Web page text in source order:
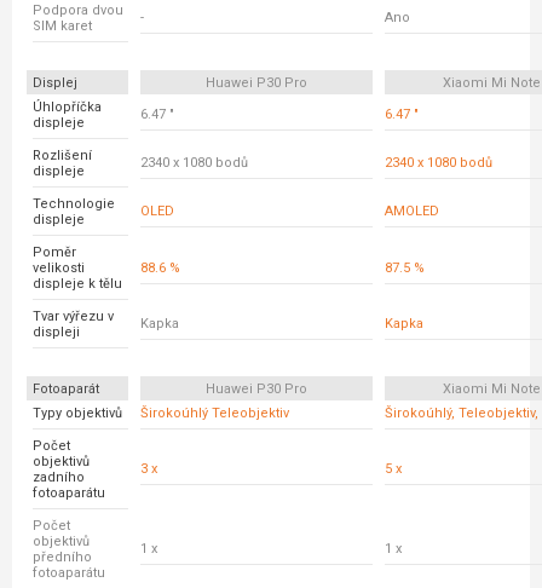
Podpora dvou
SIM karet
- Ano
Displej Huawei P30 Pro
Xiaomi Mi Note
Úhlopříčka
displeje
6.47 " 6.47 "
Rozlišení
displeje
2340 x 1080 bodů 2340 x 1080 bodů
Technologie
displeje
OLED AMOLED
Poměr
velikosti
displeje k tělu
88.6 % 87.5 %
Tvar výřezu v
displeji
Kapka Kapka
Fotoaparát Huawei P30 Pro
Xiaomi Mi Note
Typy objektivů
Širokoúhlý Teleobjektiv Širokoúhlý, Teleobjektiv,
Počet
objektivů
zadního
fotoaparátu
3 x 5 x
Počet
objektivů
předního
fotoaparátu
1 x 1 x